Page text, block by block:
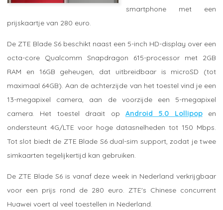
smartphone met een
prijskaartje van 280 euro.
De ZTE Blade S6 beschikt naast een 5-inch HD-display over een
octa-core Qualcomm Snapdragon 615-processor met 2GB
RAM en 16GB geheugen, dat uitbreidbaar is microSD (tot
maximaal 64GB). Aan de achterzijde van het toestel vind je een
13-megapixel camera, aan de voorzijde een 5-megapixel
camera. Het toestel draait op Android 5.0 Lollipopen
ondersteunt 4G/LTE voor hoge datasnelheden tot 150 Mbps.
Tot slot biedt de ZTE Blade S6 dual-sim support, zodat je twee
simkaarten tegelijkertijd kan gebruiken.
De ZTE Blade S6 is vanaf deze week in Nederland verkrijgbaar
voor een prijs rond de 280 euro. ZTE's Chinese concurrent
Huawei voert al veel toestellen in Nederland.